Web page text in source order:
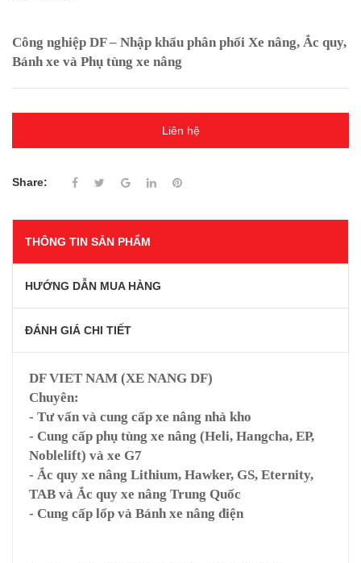
Công nghiệp DF – Nhập khẩu phân phối Xe nâng, Ắc quy,
Bánh xe và Phụ tùng xe nâng
Liên hệ
Share:
THÔNG TIN SẢN PHẨM
HƯỚNG DẪN MUA HÀNG
ĐÁNH GIÁ CHI TIẾT
DF VIET NAM (XE NANG DF)
Chuyên:
- Tư vấn và cung cấp xe nâng nhà kho
- Cung cấp phụ tùng xe nâng (Heli, Hangcha, EP,
Noblelift) và xe G7
- Ắc quy xe nâng Lithium, Hawker, GS, Eternity,
TAB và Ắc quy xe nâng Trung Quốc
- Cung cấp lốp và Bánh xe nâng điện